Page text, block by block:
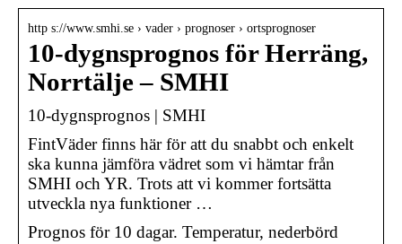
http s://www.smhi.se › vader › prognoser › ortsprognoser
10-dygnsprognos för Herräng,
Norrtälje – SMHI
10-dygnsprognos | SMHI
FintVäder finns här för att du snabbt och enkelt
ska kunna jämföra vädret som vi hämtar från
SMHI och YR. Trots att vi kommer fortsätta
utveckla nya funktioner …
Prognos för 10 dagar. Temperatur, nederbörd